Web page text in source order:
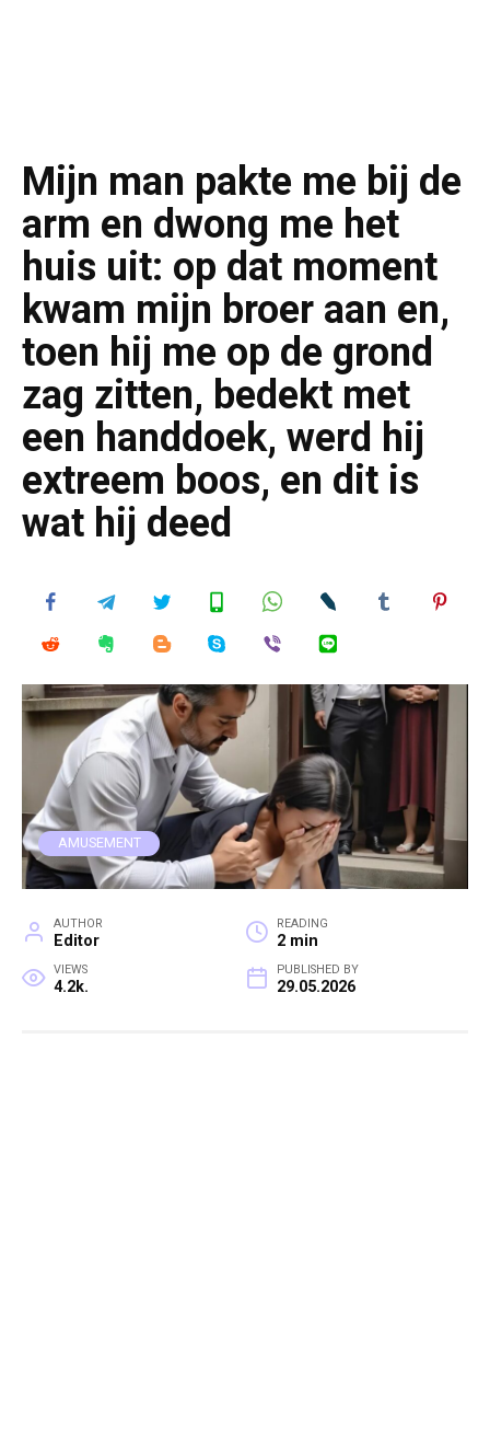
Mijn man pakte me bij de
arm en dwong me het
huis uit: op dat moment
kwam mijn broer aan en,
toen hij me op de grond
zag zitten, bedekt met
een handdoek, werd hij
extreem boos, en dit is
wat hij deed
AMUSEMENT
AUTHOR
Editor
READING
2 min
VIEWS
4.2k.
PUBLISHED BY
29.05.2026